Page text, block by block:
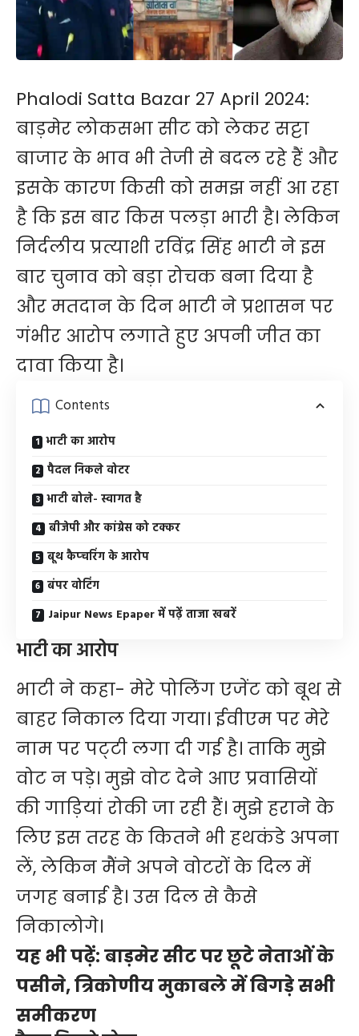
Phalodi Satta Bazar 27 April 2024:
बाड़मेर लोकसभा सीट को लेकर सट्टा
बाजार के भाव भी तेजी से बदल रहे हैं और
इसके कारण किसी को समझ नहीं आ रहा
है कि इस बार किस पलड़ा भारी है। लेकिन
निर्दलीय प्रत्याशी रविंद्र सिंह भाटी ने इस
बार चुनाव को बड़ा रोचक बना दिया है
और मतदान के दिन भाटी ने प्रशासन पर
गंभीर आरोप लगाते हुए अपनी जीत का
दावा किया है।
Contents
भाटी का आरोप
पैदल निकले वोटर
भाटी बोले- स्वागत है
बीजेपी और कांग्रेस को टक्कर
बूथ कैप्चरिंग के आरोप
बंपर वोटिंग
Jaipur News Epaper में पढ़ें ताजा खबरें
भाटी का आरोप
भाटी ने कहा- मेरे पोलिंग एजेंट को बूथ से
बाहर निकाल दिया गया। ईवीएम पर मेरे
नाम पर पट्‌टी लगा दी गई है। ताकि मुझे
वोट न पड़े। मुझे वोट देने आए प्रवासियों
की गाड़ियां रोकी जा रही हैं। मुझे हराने के
लिए इस तरह के कितने भी हथकंडे अपना
लें, लेकिन मैंने अपने वोटरों के दिल में
जगह बनाई है। उस दिल से कैसे
निकालोगे।
यह भी पढ़ें:बाड़मेर सीट पर छूटे नेताओं के
पसीने, त्रिकोणीय मुकाबले में बिगड़े सभी
समीकरण